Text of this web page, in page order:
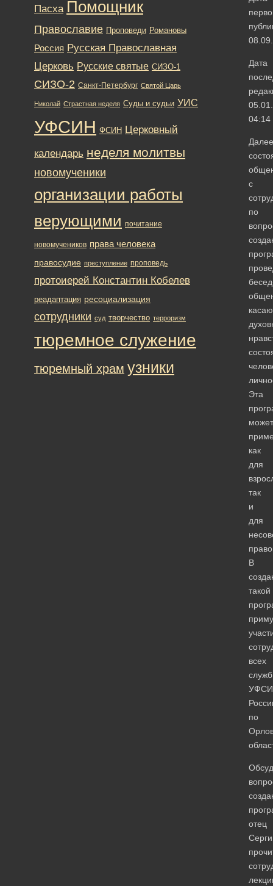
Дата
04:14
Далее
с
по
Эта
может
как
для
так
и
для
В
такой
всех
служб
по
отец
Пасха Помощник
Православие Проповеди Романовы
Россия Русская Православная
Церковь Русские святые СИЗО-1
СИЗО-2 Санкт-Петербург Святой Царь
Николай Страстная неделя Суды и судьи УИС
УФСИН ФСИН Церковный
календарь неделя молитвы
новомученики
организации работы
верующими почитание
новомучеников права человека
правосудие преступление проповедь
протоиерей Константин Кобелев
реадаптация ресоциализация
сотрудники суд творчество терроризм
тюремное служение
тюремный храм узники